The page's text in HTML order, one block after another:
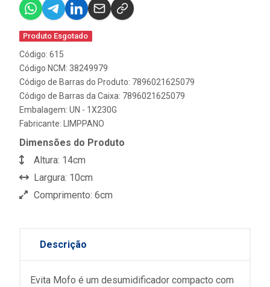
Produto Esgotado
Código: 615
Código NCM: 38249979
Código de Barras do Produto: 7896021625079
Código de Barras da Caixa: 7896021625079
Embalagem: UN - 1X230G
Fabricante:
LIMPPANO
Dimensões do Produto
Altura: 14cm
Largura: 10cm
Comprimento: 6cm
Descrição
Evita Mofo é um desumidificador compacto com